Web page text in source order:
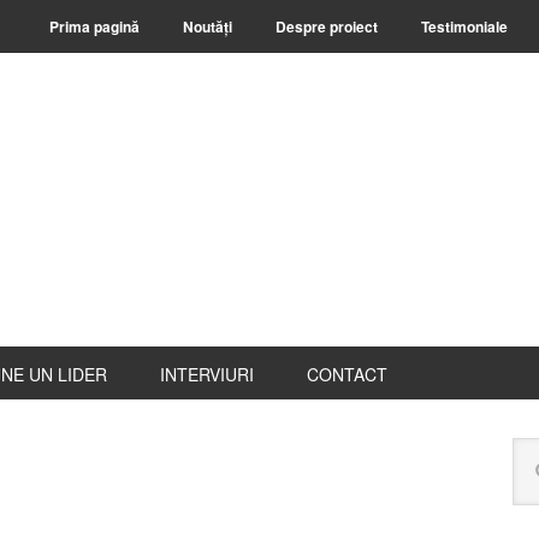
Prima pagină Noutăți Despre proiect Testimoniale
UN LIDER INTERVIURI CONTACT